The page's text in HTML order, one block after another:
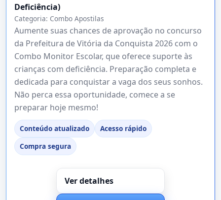
Deficiência)
Categoria: Combo Apostilas
Aumente suas chances de aprovação no concurso
da Prefeitura de Vitória da Conquista 2026 com o
Combo Monitor Escolar, que oferece suporte às
crianças com deficiência. Preparação completa e
dedicada para conquistar a vaga dos seus sonhos.
Não perca essa oportunidade, comece a se
preparar hoje mesmo!
Conteúdo atualizado
Acesso rápido
Compra segura
Ver detalhes